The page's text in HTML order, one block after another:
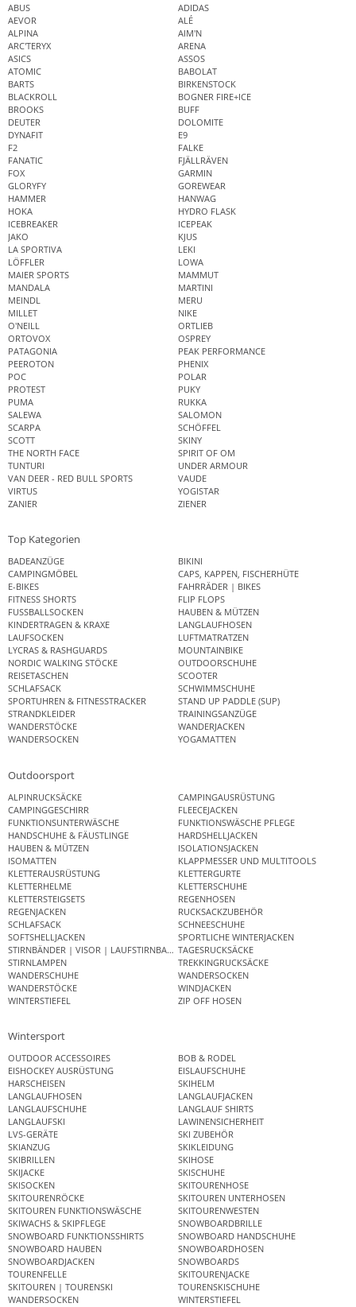
ABUS
ADIDAS
AEVOR
ALÉ
ALPINA
AIM'N
ARC'TERYX
ARENA
ASICS
ASSOS
ATOMIC
BABOLAT
BARTS
BIRKENSTOCK
BLACKROLL
BOGNER FIRE+ICE
BROOKS
BUFF
DEUTER
DOLOMITE
DYNAFIT
E9
F2
FALKE
FANATIC
FJÄLLRÄVEN
FOX
GARMIN
GLORYFY
GOREWEAR
HAMMER
HANWAG
HOKA
HYDRO FLASK
ICEBREAKER
ICEPEAK
JAKO
KJUS
LA SPORTIVA
LEKI
LÖFFLER
LOWA
MAIER SPORTS
MAMMUT
MANDALA
MARTINI
MEINDL
MERU
MILLET
NIKE
O'NEILL
ORTLIEB
ORTOVOX
OSPREY
PATAGONIA
PEAK PERFORMANCE
PEEROTON
PHENIX
POC
POLAR
PROTEST
PUKY
PUMA
RUKKA
SALEWA
SALOMON
SCARPA
SCHÖFFEL
SCOTT
SKINY
THE NORTH FACE
SPIRIT OF OM
TUNTURI
UNDER ARMOUR
VAN DEER - RED BULL SPORTS
VAUDE
VIRTUS
YOGISTAR
ZANIER
ZIENER
Top Kategorien
BADEANZÜGE
BIKINI
CAMPINGMÖBEL
CAPS, KAPPEN, FISCHERHÜTE
E-BIKES
FAHRRÄDER | BIKES
FITNESS SHORTS
FLIP FLOPS
FUSSBALLSOCKEN
HAUBEN & MÜTZEN
KINDERTRAGEN & KRAXE
LANGLAUFHOSEN
LAUFSOCKEN
LUFTMATRATZEN
LYCRAS & RASHGUARDS
MOUNTAINBIKE
NORDIC WALKING STÖCKE
OUTDOORSCHUHE
REISETASCHEN
SCOOTER
SCHLAFSACK
SCHWIMMSCHUHE
SPORTUHREN & FITNESSTRACKER
STAND UP PADDLE (SUP)
STRANDKLEIDER
TRAININGSANZÜGE
WANDERSTÖCKE
WANDERJACKEN
WANDERSOCKEN
YOGAMATTEN
Outdoorsport
ALPINRUCKSÄCKE
CAMPINGAUSRÜSTUNG
CAMPINGGESCHIRR
FLEECEJACKEN
FUNKTIONSUNTERWÄSCHE
FUNKTIONSWÄSCHE PFLEGE
HANDSCHUHE & FÄUSTLINGE
HARDSHELLJACKEN
HAUBEN & MÜTZEN
ISOLATIONSJACKEN
ISOMATTEN
KLAPPMESSER UND MULTITOOLS
KLETTERAUSRÜSTUNG
KLETTERGURTE
KLETTERHELME
KLETTERSCHUHE
KLETTERSTEIGSETS
REGENHOSEN
REGENJACKEN
RUCKSACKZUBEHÖR
SCHLAFSACK
SCHNEESCHUHE
SOFTSHELLJACKEN
SPORTLICHE WINTERJACKEN
STIRNBÄNDER | VISOR | LAUFSTIRNBANDTAGESRUCKSÄCKE
STIRNLAMPEN
TREKKINGRUCKSÄCKE
WANDERSCHUHE
WANDERSOCKEN
WANDERSTÖCKE
WINDJACKEN
WINTERSTIEFEL
ZIP OFF HOSEN
Wintersport
OUTDOOR ACCESSOIRES
BOB & RODEL
EISHOCKEY AUSRÜSTUNG
EISLAUFSCHUHE
HARSCHEISEN
SKIHELM
LANGLAUFHOSEN
LANGLAUFJACKEN
LANGLAUFSCHUHE
LANGLAUF SHIRTS
LANGLAUFSKI
LAWINENSICHERHEIT
LVS-GERÄTE
SKI ZUBEHÖR
SKIANZUG
SKIKLEIDUNG
SKIBRILLEN
SKIHOSE
SKIJACKE
SKISCHUHE
SKISOCKEN
SKITOURENHOSE
SKITOURENRÖCKE
SKITOUREN UNTERHOSEN
SKITOUREN FUNKTIONSWÄSCHE
SKITOURENWESTEN
SKIWACHS & SKIPFLEGE
SNOWBOARDBRILLE
SNOWBOARD FUNKTIONSSHIRTS
SNOWBOARD HANDSCHUHE
SNOWBOARD HAUBEN
SNOWBOARDHOSEN
SNOWBOARDJACKEN
SNOWBOARDS
TOURENFELLE
SKITOURENJACKE
SKITOUREN | TOURENSKI
TOURENSKISCHUHE
WANDERSOCKEN
WINTERSTIEFEL